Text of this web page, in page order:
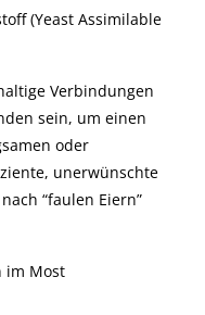
(Yeast Assimilable
Verbindungen
sein, um einen
oder
unerwünschte
“faulen Eiern”
im Most